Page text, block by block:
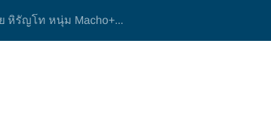
หิรัญโท หนุ่ม Macho+...